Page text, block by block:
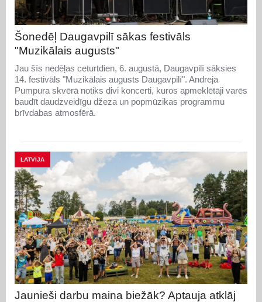
Šonedēļ Daugavpilī sākas festivāls
"Muzikālais augusts"
Jau šīs nedēļas ceturtdien, 6. augustā, Daugavpilī sāksies
14. festivāls "Muzikālais augusts Daugavpilī". Andreja
Pumpura skvērā notiks divi koncerti, kuros apmeklētāji varēs
baudīt daudzveidīgu džeza un popmūzikas programmu
brīvdabas atmosfērā.
LATVIJA
Jaunieši darbu maina biežāk? Aptauja atklāj